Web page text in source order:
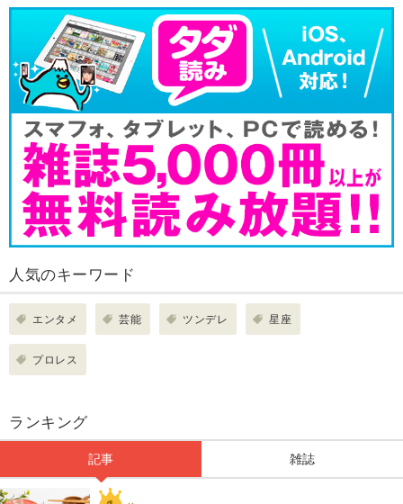
人気のキーワード
エンタメ 芸能 ツンデレ 星座
プロレス
ランキング
記事 雑誌